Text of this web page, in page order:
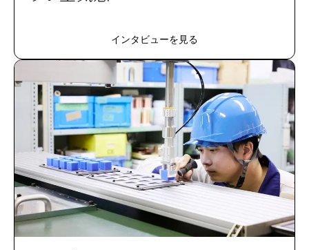
インタビューを見る